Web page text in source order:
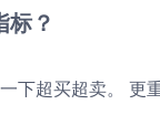
标？
下超买超卖。 更